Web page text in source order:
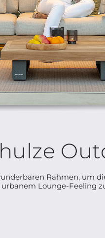
Rahmen, um
Lounge-Feeling